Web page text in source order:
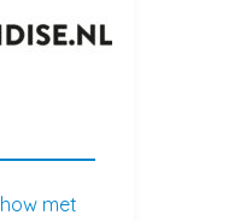
met